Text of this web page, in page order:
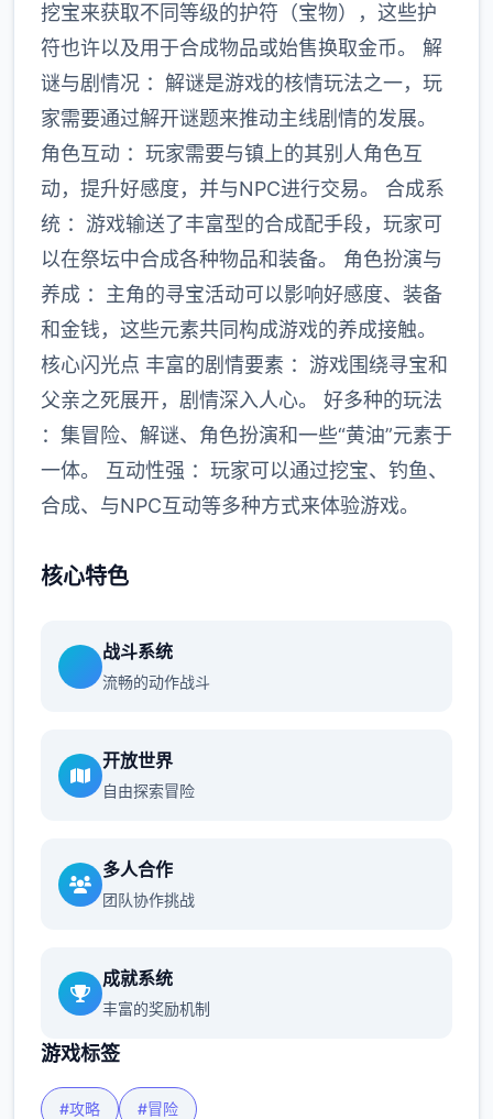
挖宝来获取不同等级的护符（宝物），这些护
符也许以及用于合成物品或始售换取金币。 解
谜与剧情况 ：解谜是游戏的核情玩法之一，玩
家需要通过解开谜题来推动主线剧情的发展。
角色互动 ：玩家需要与镇上的其别人角色互
动，提升好感度，并与NPC进行交易。 合成系
统 ：游戏输送了丰富型的合成配手段，玩家可
以在祭坛中合成各种物品和装备。 角色扮演与
养成 ：主角的寻宝活动可以影响好感度、装备
和金钱，这些元素共同构成游戏的养成接触。
核心闪光点 丰富的剧情要素 ：游戏围绕寻宝和
父亲之死展开，剧情深入人心。 好多种的玩法
：集冒险、解谜、角色扮演和一些“黄油”元素于
一体。 互动性强 ：玩家可以通过挖宝、钓鱼、
合成、与NPC互动等多种方式来体验游戏。
核心特色
战斗系统
流畅的动作战斗
开放世界
自由探索冒险
多人合作
团队协作挑战
成就系统
丰富的奖励机制
游戏标签
#攻略 #冒险